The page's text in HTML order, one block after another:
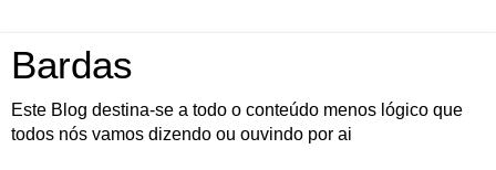
Bardas
Este Blog destina-se a todo o conteúdo menos lógico que
todos nós vamos dizendo ou ouvindo por ai